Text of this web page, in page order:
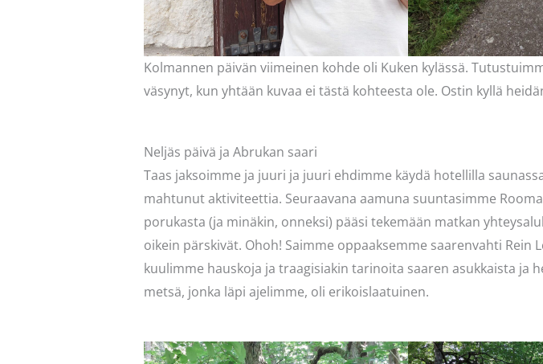
Kolmannen päivän viimeinen kohde oli Kuken kylässä.
väsynyt, kun yhtään kuvaa ei tästä kohteesta ole. Ostin kyllä
Neljäs päivä ja Abrukan saari
Taas jaksoimme ja juuri ja juuri ehdimme käydä hotellilla
mahtunut aktiviteettia. Seuraavana aamuna suuntasimme
porukasta (ja minäkin, onneksi) pääsi tekemään matkan
oikein pärskivät. Ohoh! Saimme oppaaksemme saarenvahti
kuulimme hauskoja ja traagisiakin tarinoita saaren asukkaista ja
metsä, jonka läpi ajelimme, oli erikoislaatuinen.